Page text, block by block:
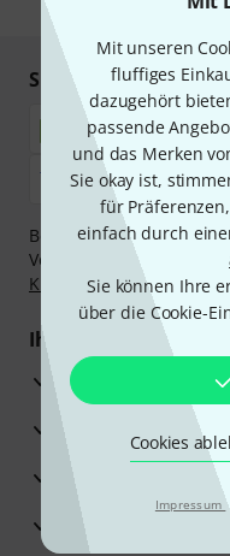
Mit unseren
fluffiges
dazugehört
passende
und das Merken
Sie okay ist,
für
einfach durch
Sie können Ihre
über die Cookie-
Cookies
Impressum
Sicher einkaufen &
Bezahlen Sie
Vorkasse, PayPal,
Klarna Ratenzahlung
Ihre Vorteile
3 Jahre Thomann
30 Tage Money-
Beratung durch